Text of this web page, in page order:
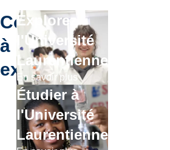
Continuer
à
explorer
Explorez
l'Université
Laurentienne
En savoir plus
Étudier à
l'Université
Laurentienne